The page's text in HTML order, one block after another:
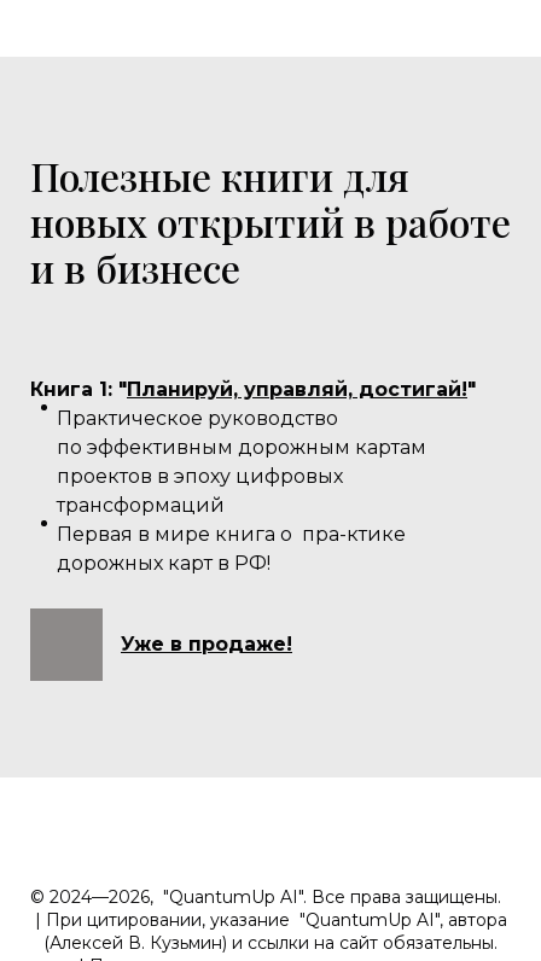
Полезные книги для
новых открытий в работе
и в бизнесе
Книга 1: "Планируй, управляй, достигай!"
Практическое руководство
по эффективным дорожным картам
проектов в эпоху цифровых
трансформаций
Первая в мире книга о пра-ктике
дорожных карт в РФ!
Уже в продаже!
© 2024—2026, "QuantumUp AI". Все права защищены.
| При цитировании, указание "QuantumUp AI", автора
(Алексей В. Кузьмин) и ссылки на сайт обязательны.